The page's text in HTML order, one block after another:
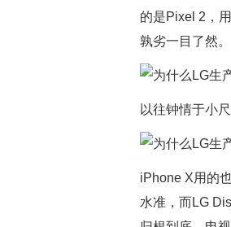
的是Pixel 2，
孰劣一目了然。
以往钟情于小
iPhone X用的
水准，而LG